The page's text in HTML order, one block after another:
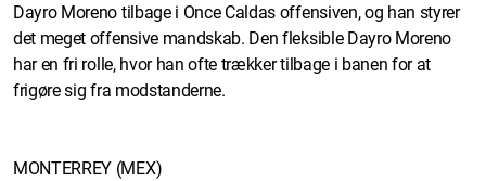
Dayro Moreno tilbage i Once Caldas offensiven, og han styrer
det meget offensive mandskab. Den fleksible Dayro Moreno
har en fri rolle, hvor han ofte trækker tilbage i banen for at
frigøre sig fra modstanderne.
MONTERREY (MEX)